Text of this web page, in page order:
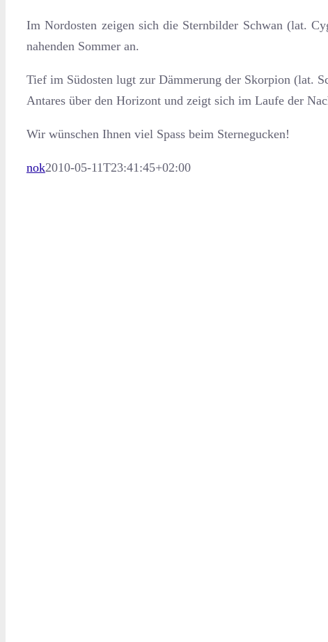
Im Nordosten zeigen sich die Sternbilder Schwan (lat.
nahenden Sommer an.
Tief im Südosten lugt zur Dämmerung der Skorpion (lat.
Antares über den Horizont und zeigt sich im Laufe der
Wir wünschen Ihnen viel Spass beim Sternegucken!
nok2010-05-11T23:41:45+02:00